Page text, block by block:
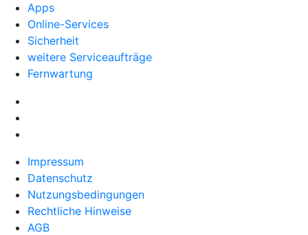
Apps
Online-Services
Sicherheit
weitere Serviceaufträge
Fernwartung
Impressum
Datenschutz
Nutzungsbedingungen
Rechtliche Hinweise
AGB